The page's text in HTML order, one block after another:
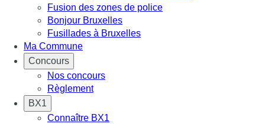
Fusion des zones de police
Bonjour Bruxelles
Fusillades à Bruxelles
Ma Commune
Concours
Nos concours
Règlement
BX1
Connaître BX1